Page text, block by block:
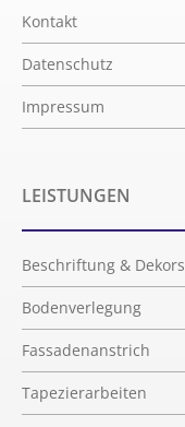
LEISTUNGEN
Beschriftung & Dekors
Bodenverlegung
Fassadenanstrich
Tapezierarbeiten
Kontakt
Datenschutz
Impressum